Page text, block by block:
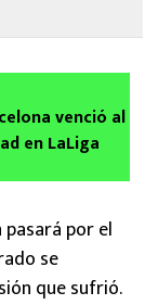
venció al
en LaLiga
por el
se
que sufrió.